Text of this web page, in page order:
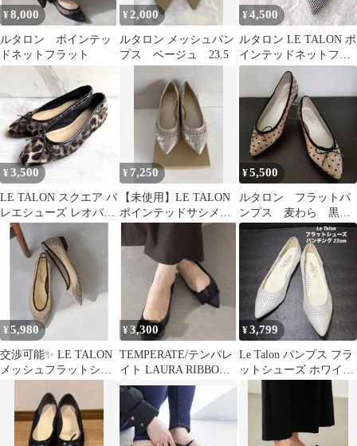
¥8,000
ルタロン ポインテッ
ドネットフラット
¥2,000
ルタロン メッシュパン
プス ベージュ 23.5
¥4,500
ルタロン LE TALON ポ
インテッドネットフラ
ット 23 メッシュパンプ
¥3,500
LE TALON スクエア バ
レエシューズ レオパー
ド 23.5cm ヒョウ柄
¥ 7,250
【未使用】LE TALON
ポインテッドサシメッ
シュフラット シルバー
¥5,500
ルタロン フラットパ
ンプス 麦わら 黒ド
ット フラットシュー
ズ リボン
¥ 5,980
交渉可能✨ LE TALON
メッシュフラットシュ
¥3,300
TEMPERATE/テンパレ
イト LAURA RIBBON
ブラック 23cm
¥3,799
Le Talon パンプス フラ
ットシューズ ホワイト